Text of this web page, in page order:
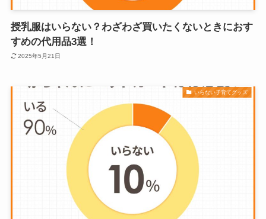
授乳服はいらない？わざわざ買いたくないときにおす
すめの代用品3選！
2025年5月21日
いらない子育てグッズ